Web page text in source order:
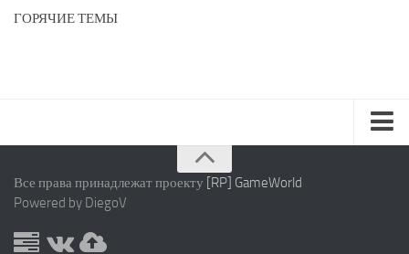
ГОРЯЧИЕ ТЕМЫ
Правила
Все права принадлежат проекту [RP] GameWorld
Powered by DiegoV